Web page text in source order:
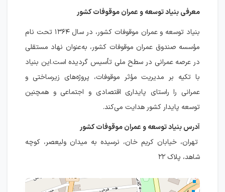
معرفی بنیاد توسعه و عمران موقوفات کشور
بنیاد توسعه و عمران موقوفات کشور، در سال ۱۳۶۴ تحت نام
مؤسسه صندوق عمران موقوفات کشور، به‌عنوان نهاد مستقلی
در عرصه عمرانی در سطح ملی تأسیس گردیده است.این بنیاد
با تکیه بر مدیریت مؤثر موقوفات، پروژه‌های زیرساختی و
عمرانی را راستای پایداری اقتصادی و اجتماعی و همچنین
توسعه پایدار کشور هدایت می‌کند.
آدرس بنیاد توسعه و عمران موقوفات کشور
تهران، خیابان کریم خان، نرسیده به میدان ولیعصر، کوچه
شاهد، پلاک ۲۲